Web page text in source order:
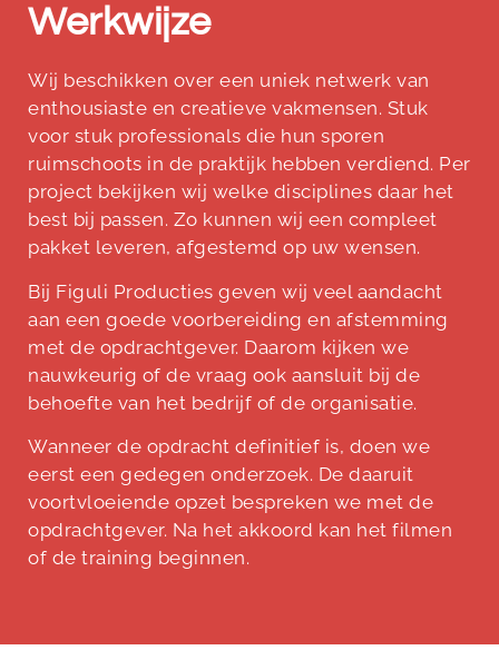
Werkwijze
Wij beschikken over een uniek netwerk van
enthousiaste en creatieve vakmensen. Stuk
voor stuk professionals die hun sporen
ruimschoots in de praktijk hebben verdiend. Per
project bekijken wij welke disciplines daar het
best bij passen. Zo kunnen wij een compleet
pakket leveren, afgestemd op uw wensen.
Bij Figuli Producties geven wij veel aandacht
aan een goede voorbereiding en afstemming
met de opdrachtgever. Daarom kijken we
nauwkeurig of de vraag ook aansluit bij de
behoefte van het bedrijf of de organisatie.
Wanneer de opdracht definitief is, doen we
eerst een gedegen onderzoek. De daaruit
voortvloeiende opzet bespreken we met de
opdrachtgever. Na het akkoord kan het filmen
of de training beginnen.